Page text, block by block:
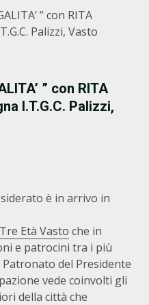
” con RITA
Palizzi, Vasto
” con RITA
I.T.G.C. Palizzi,
è in arrivo in
Età Vasto che in
e patrocini tra i più
del Presidente
vede coinvolti gli
della città che